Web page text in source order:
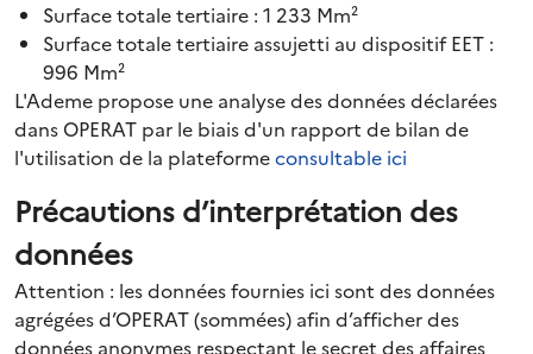
Surface totale tertiaire : 1 233 Mm²
Surface totale tertiaire assujetti au dispositif EET :
996 Mm²
L'Ademe propose une analyse des données déclarées
dans OPERAT par le biais d'un rapport de bilan de
l'utilisation de la plateformeconsultable ici
Précautions d’interprétation des
données
Attention : les données fournies ici sont des données
agrégées d’OPERAT (sommées) afin d’afficher des
données anonymes respectant le secret des affaires